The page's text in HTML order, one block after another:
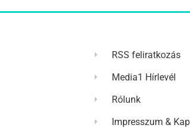
RSS feliratkozás
Media1 Hírlevél
Rólunk
Impresszum &